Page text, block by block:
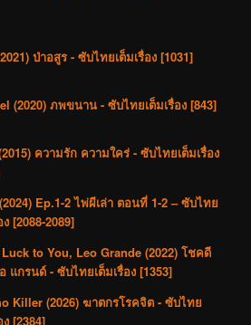
ป่าอสูร - ซับไทยเต็มเรื่อง [1031]
(2020) ภพขนาน - ซับไทยเต็มเรื่อง [843]
ความรัก ความใคร่ - ซับไทยเต็มเรื่อง
Ep.1-2 ไพ่ผีเล่า ตอนที่ 1-2 – ซับไทย
ง [2088-2089]
to You, Leo Grande (2022) โชคดี
แกรนด์ - ซับไทยเต็มเรื่อง [1353]
Killer (2026) ฆาตกรโรคจิต - ซับไทย
ง [2384]